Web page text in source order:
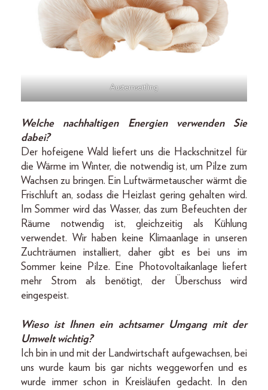
Austernseitling
Welche nachhaltigen Energien verwenden Sie
dabei?
Der hofeigene Wald liefert uns die Hackschnitzel für
die Wärme im Winter, die notwendig ist, um Pilze zum
Wachsen zu bringen. Ein Luftwärmetauscher wärmt die
Frischluft an, sodass die Heizlast gering gehalten wird.
Im Sommer wird das Wasser, das zum Befeuchten der
Räume notwendig ist, gleichzeitig als Kühlung
verwendet. Wir haben keine Klimaanlage in unseren
Zuchträumen installiert, daher gibt es bei uns im
Sommer keine Pilze. Eine Photovoltaikanlage liefert
mehr Strom als benötigt, der Überschuss wird
eingespeist.
Wieso ist Ihnen ein achtsamer Umgang mit der
Umwelt wichtig?
Ich bin in und mit der Landwirtschaft aufgewachsen, bei
uns wurde kaum bis gar nichts weggeworfen und es
wurde immer schon in Kreisläufen gedacht. In den